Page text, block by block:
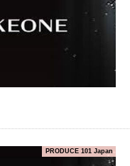
PRODUCE 101 Japan